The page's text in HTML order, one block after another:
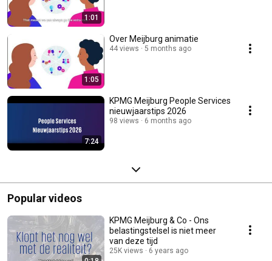
1:01
1:05
Over Meijburg animatie
44 views 5 months ago
7:24
KPMG Meijburg People Services
nieuwjaarstips 2026
98 views 6 months ago
Popular videos
KPMG Meijburg & Co - Ons
belastingstelsel is niet meer
van deze tijd
25K views 6 years ago